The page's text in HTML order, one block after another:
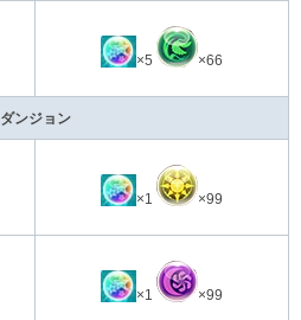
×5 ×66
ダンジョン
×1 ×99
×1 ×99